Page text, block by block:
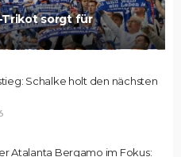
Trikot sorgt für
Schalke holt den nächsten
Atalanta Bergamo im Fokus: